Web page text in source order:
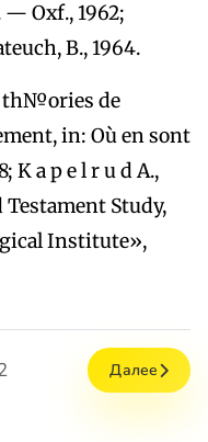
— Oxf., 1962;
B., 1964.
th№ories de
in: Où en sont
K a p e l r u d A.,
Study,
Institute»,
Далее